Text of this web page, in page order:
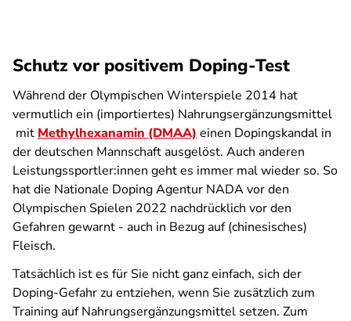
Schutz vor positivem Doping-Test
Während der Olympischen Winterspiele 2014 hat
vermutlich ein (importiertes) Nahrungs­ergänzungs­mittel
mit Methyl­hexanamin (DMAA) einen Dopingskandal in
der deutschen Mannschaft ausgelöst. Auch anderen
Leistungssportler:innen geht es immer mal wieder so. So
hat die Nationale Doping Agentur NADA vor den
Olympischen Spielen 2022 nachdrücklich vor den
Gefahren gewarnt - auch in Bezug auf (chinesisches)
Fleisch.
Tatsächlich ist es für Sie nicht ganz einfach, sich der
Doping-Gefahr zu entziehen, wenn Sie zusätzlich zum
Training auf Nahrungsergänzungsmittel setzen. Zum